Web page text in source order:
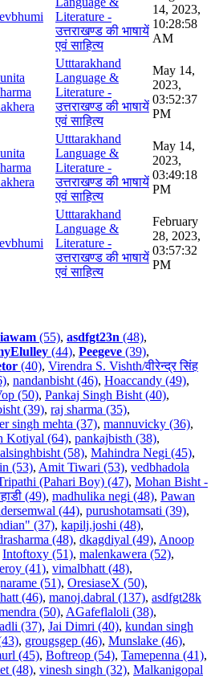
Literature -
उत्तराखण्ड की भाषायें
एवं साहित्य
14, 2023,
10:28:58
AM
Utttarakhand
Language &
Literature -
उत्तराखण्ड की भाषायें
एवं साहित्य
May 14,
2023,
03:52:37
PM
Utttarakhand
Language &
Literature -
उत्तराखण्ड की भाषायें
एवं साहित्य
May 14,
2023,
03:49:18
PM
Utttarakhand
Language &
Literature -
उत्तराखण्ड की भाषायें
एवं साहित्य
February
28, 2023,
03:57:32
PM
(55), asdfgt23n (48),
(44), Peegeve (39),
(40), Virendra S. Vishth/वीरेन्द्र सिंह
, nandanbisht (46), Hoaccandy (49),
(50), Pankaj Singh Bisht (40),
(39), raj sharma (35),
singh mehta (37), mannuvicky (36),
Kotiyal (64), pankajbisth (38),
(58), Mahindra Negi (45),
(53), Amit Tiwari (53), vedbhadola
(Pahari Boy) (47), Mohan Bisht -
(49), madhulika negi (48), Pawan
(44), purushotamsati (39),
(37), kapilj.joshi (48),
(48), dkagdiyal (49), Anoop
Intoftoxy (51), malenkawera (52),
(41), vimalbhatt (48),
(51), OresiaseX (50),
(46), manoj.dabral (137), asdfgt28k
(50), AGafeflaloli (38),
(37), Jai Dimri (40), kundan singh
, grougsgep (46), Munslake (46),
(45), Boftreop (54), Tamepenna (41),
(48), vinesh singh (32), Malkanigopal